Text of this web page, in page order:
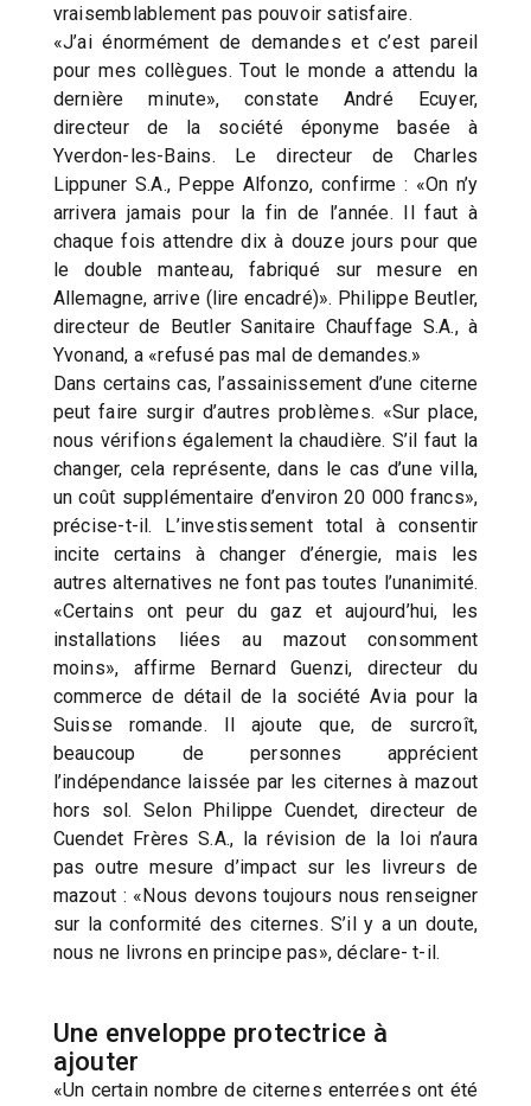
vraisemblablement pas pouvoir satisfaire.
«J’ai énormément de demandes et c’est pareil
pour mes collègues. Tout le monde a attendu la
dernière minute», constate André Ecuyer,
directeur de la société éponyme basée à
Yverdon-les-Bains. Le directeur de Charles
Lippuner S.A., Peppe Alfonzo, confirme : «On n’y
arrivera jamais pour la fin de l’année. Il faut à
chaque fois attendre dix à douze jours pour que
le double manteau, fabriqué sur mesure en
Allemagne, arrive (lire encadré)». Philippe Beutler,
directeur de Beutler Sanitaire Chauffage S.A., à
Yvonand, a «refusé pas mal de demandes.»
Dans certains cas, l’assainissement d’une citerne
peut faire surgir d’autres problèmes. «Sur place,
nous vérifions également la chaudière. S’il faut la
changer, cela représente, dans le cas d’une villa,
un coût supplémentaire d’environ 20 000 francs»,
précise-t-il. L’investissement total à consentir
incite certains à changer d’énergie, mais les
autres alternatives ne font pas toutes l’unanimité.
«Certains ont peur du gaz et aujourd’hui, les
installations liées au mazout consomment
moins», affirme Bernard Guenzi, directeur du
commerce de détail de la société Avia pour la
Suisse romande. Il ajoute que, de surcroît,
beaucoup de personnes apprécient
l’indépendance laissée par les citernes à mazout
hors sol. Selon Philippe Cuendet, directeur de
Cuendet Frères S.A., la révision de la loi n’aura
pas outre mesure d’impact sur les livreurs de
mazout : «Nous devons toujours nous renseigner
sur la conformité des citernes. S’il y a un doute,
nous ne livrons en principe pas», déclare- t-il.
Une enveloppe protectrice à
ajouter
«Un certain nombre de citernes enterrées ont été